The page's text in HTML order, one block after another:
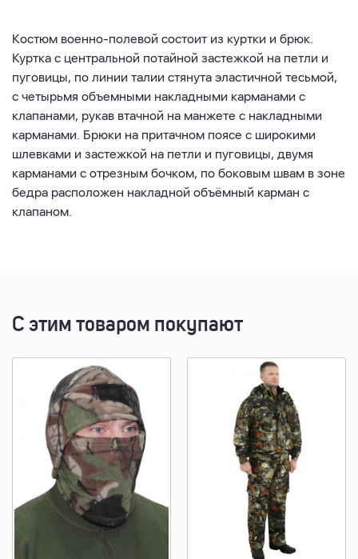
Костюм военно-полевой состоит из куртки и брюк.
Куртка с центральной потайной застежкой на петли и
пуговицы, по линии талии стянута эластичной тесьмой,
с четырьмя объемными накладными карманами с
клапанами, рукав втачной на манжете с накладными
карманами. Брюки на притачном поясе с широкими
шлевками и застежкой на петли и пуговицы, двумя
карманами с отрезным бочком, по боковым швам в зоне
бедра расположен накладной объёмный карман с
клапаном.
С этим товаром покупают